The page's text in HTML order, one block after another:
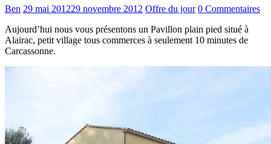
Ben 29 mai 201229 novembre 2012 Offre du jour 0 Commentaires
Aujourd’hui nous vous présentons un Pavillon plain pied situé à
Alairac, petit village tous commerces à seulement 10 minutes de
Carcassonne.